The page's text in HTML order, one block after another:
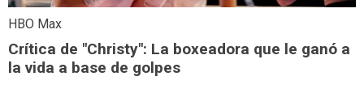
HBO Max
Crítica de "Christy": La boxeadora que le ganó a
la vida a base de golpes